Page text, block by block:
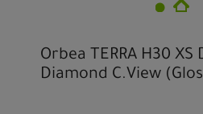
Orbea TERRA H30
Diamond C.View